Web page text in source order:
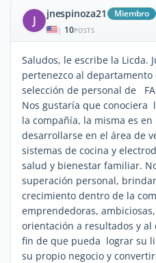
J jnespinoza21 Miembro
| 10POSTS
Saludos, le escribe la Licda.
pertenezco al
selección de personal de
Nos gustaría que
la compañía, la misma es
desarrollarse en el área de
sistemas de cocina y
salud y bienestar familiar.
superación personal,
crecimiento dentro de la
emprendedoras,
orientación a resultados y
fin de que pueda lograr su
su propio negocio y